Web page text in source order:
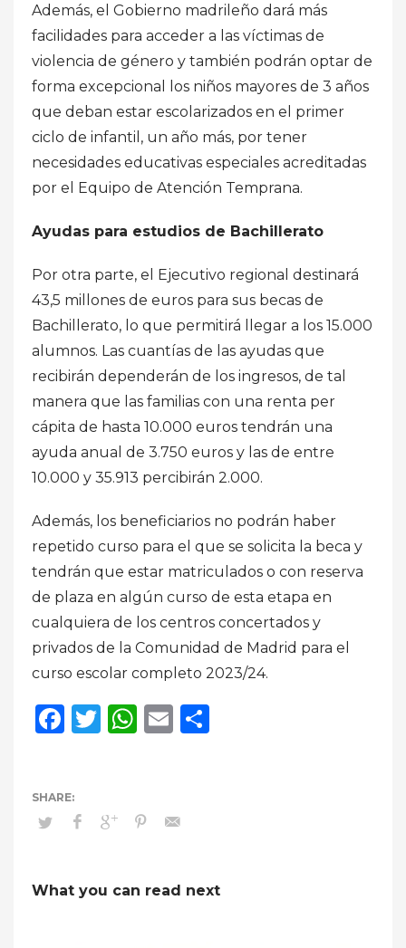
Además, el Gobierno madrileño dará más
facilidades para acceder a las víctimas de
violencia de género y también podrán optar de
forma excepcional los niños mayores de 3 años
que deban estar escolarizados en el primer
ciclo de infantil, un año más, por tener
necesidades educativas especiales acreditadas
por el Equipo de Atención Temprana.
Ayudas para estudios de Bachillerato
Por otra parte, el Ejecutivo regional destinará
43,5 millones de euros para sus becas de
Bachillerato, lo que permitirá llegar a los 15.000
alumnos. Las cuantías de las ayudas que
recibirán dependerán de los ingresos, de tal
manera que las familias con una renta per
cápita de hasta 10.000 euros tendrán una
ayuda anual de 3.750 euros y las de entre
10.000 y 35.913 percibirán 2.000.
Además, los beneficiarios no podrán haber
repetido curso para el que se solicita la beca y
tendrán que estar matriculados o con reserva
de plaza en algún curso de esta etapa en
cualquiera de los centros concertados y
privados de la Comunidad de Madrid para el
curso escolar completo 2023/24.
Facebook
Twitter
WhatsApp
Email
What you can read next